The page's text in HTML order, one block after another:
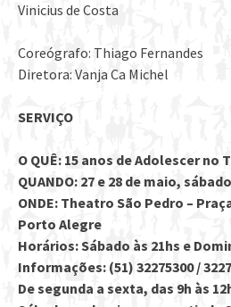
Vinicius de Costa
Coreógrafo: Thiago Fernandes
Diretora: Vanja Ca Michel
SERVIÇO
O QUÊ: 15 anos de Adolescer no
QUANDO: 27 e 28 de maio,
ONDE: Theatro São Pedro –
Porto Alegre
Horários: Sábado às 21hs e
Informações: (51) 32275300 /
De segunda a sexta, das 9h às